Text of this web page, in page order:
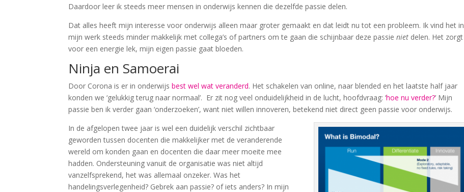
Daardoor leer ik steeds meer mensen in onderwijs kennen die dezelfde passie delen.
Dat alles heeft mijn interesse voor onderwijs alleen maar groter gemaakt en dat leidt nu tot een probleem. Ik vind het in
mijn werk steeds minder makkelijk met collega’s of partners om te gaan die schijnbaar deze passieniet delen. Het zorgt
voor een energie lek, mijn eigen passie gaat bloeden.
Ninja en Samoerai
Door Corona is er in onderwijsbest wel wat veranderd. Het schakelen van online, naar blended en het laatste half jaar
konden we ‘gelukkig terug naar normaal’. Er zit nog veel onduidelijkheid in de lucht, hoofdvraag: ‘hoe nu verder?’ Mijn
passie ben ik verder gaan ‘onderzoeken’, want niet willen innoveren, betekend niet direct geen passie voor onderwijs.
In de afgelopen twee jaar is wel een duidelijk verschil zichtbaar
geworden tussen docenten die makkelijker met de veranderende
wereld om konden gaan en docenten die daar meer moeite mee
hadden. Ondersteuning vanuit de organisatie was niet altijd
vanzelfsprekend, het was allemaal onzeker. Was het
handelingsverlegenheid? Gebrek aan passie? of iets anders? In mijn